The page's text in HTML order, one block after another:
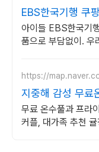
EBS한국기행 쿠
아이들 EBS한국기
품으로 부담없이. 우
https://
지중해 감성 무료
공간
무료 온수풀과 프라
커플, 대가족 추천